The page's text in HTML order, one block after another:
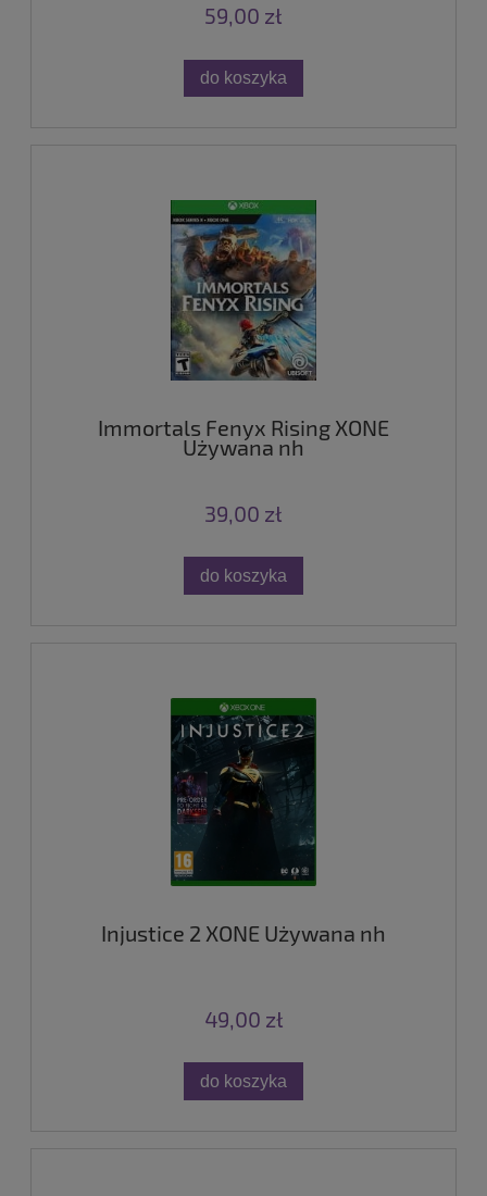
59,00 zł
do koszyka
Immortals Fenyx Rising XONE
Używana nh
39,00 zł
do koszyka
Injustice 2 XONE Używana nh
49,00 zł
do koszyka